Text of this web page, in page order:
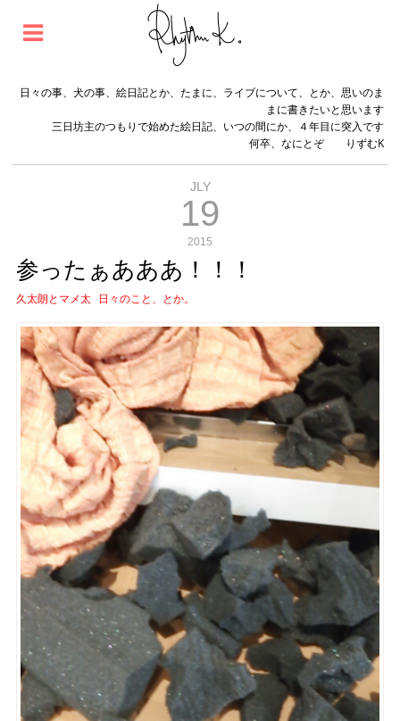
日々の事、犬の事、絵日記とか、たまに、ライブについて、とか、思いのま
まに書きたいと思います
三日坊主のつもりで始めた絵日記、いつの間にか、４年目に突入です
何卒、なにとぞ りずむK
JLY
19
2015
参ったぁあああ！！！
久太朗とマメ太 日々のこと、とか。